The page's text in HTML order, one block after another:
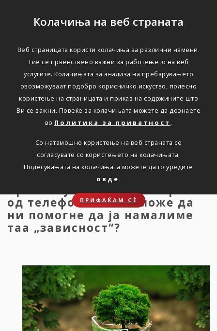
Колачиња на веб страната
Веб страницата користи колачиња за различни намени.
Тие се првенствено важни за работењето на веб
услугите. Колачињата за анализа на пребарувањето
овозможуваат подобро корисничко искуство, полесно
користење на страницата и приказ на содржините што
Ви се важни. Повеќе за колачињата можете да дознаете
во Политика за приватност .
Со натамошно користење на веб страната се
согласувате со користењето на колачињата.
Подесувањата на колачињата можете да го уредите
овде .
ПРИФАЌАМ СЀ
Оставете го телефонот
барем за време на
одмор
НА ОДМОРОТ
Премногу гледаме во екранот
од телефонот. Што може да
ни помогне да ја намалиме
таа „зависност“?